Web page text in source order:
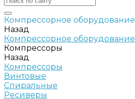
Компрессорное оборудование
Назад
Компрессорное оборудование
Компрессоры
Назад
Компрессоры
Винтовые
Спиральные
Ресиверы